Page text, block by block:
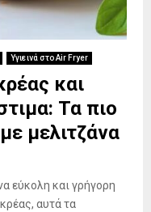
Υγιεινά στο Air Fryer
και
Τα πιο
μελιτζάνα
εύκολη και γρήγορη
αυτά τα